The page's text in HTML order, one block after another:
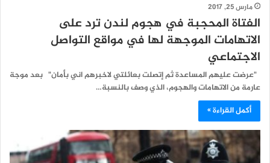
مارس 25, 2017
الفتاة المحجبة في هجوم لندن ترد على
الاتهامات الموجهة لها في مواقع التواصل
الاجتماعي
"عرضت عليهم المساعدة ثم إتصلت بعائلتي لاخبرهم اني بأمان" بعد موجة
عارمة من الاتهامات والهجوم، الذي وصف بالنسبة…
أكمل القراءة »